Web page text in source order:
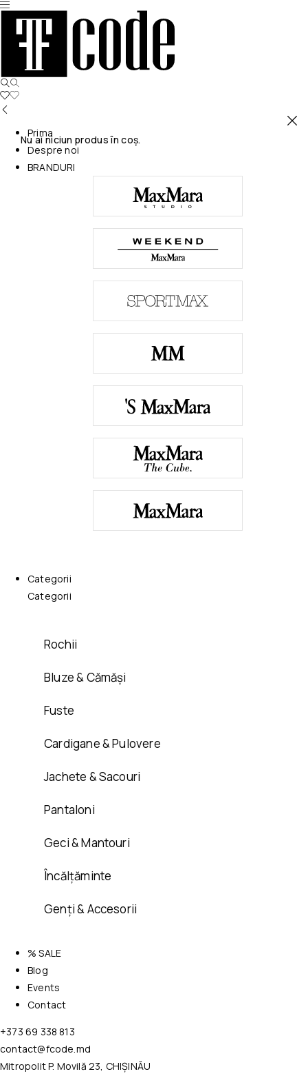
Nu ai niciun produs în coș.
Prima
Despre noi
BRANDURI
Categorii
Categorii
Rochii
Bluze & Cămăși
Fuste
Cardigane & Pulovere
Jachete & Sacouri
Pantaloni
Geci & Mantouri
Încălțăminte
Genți & Accesorii
% SALE
Blog
Events
Contact
+373 69 338 813
contact@fcode.md
Mitropolit P. Movilă 23, CHIȘINĂU